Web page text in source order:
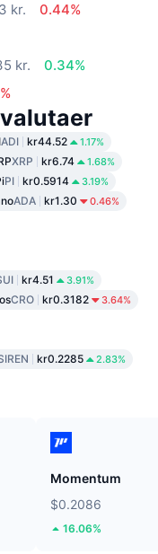
kr.
0.44%
kr.
0.34%
ADI kr44.52 1.17%
XRP kr6.74 1.68%
PI kr0.5914 3.19%
ADA kr1.30 0.46%
kr4.51 3.91%
CRO kr0.3182 3.64%
kr0.2285 2.83%
Momentum
$0.2086
16.06%